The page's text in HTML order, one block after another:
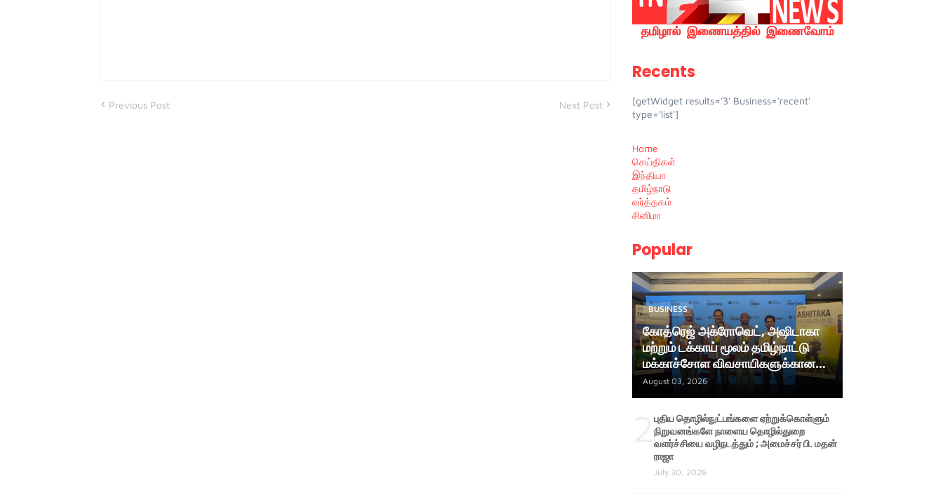
Previous Post Next Post
Recents
[getWidget results='3' Business='recent'
type='list']
Home
செய்திகள்
இந்தியா
தமிழ்நாடு
வர்த்தகம்
சினிமா
Popular
BUSINESS
கோத்ரெஜ் அக்ரோவெட், அஷிடாகா
மற்றும் டக்காய் மூலம் தமிழ்நாட்டு
மக்காச்சோள விவசாயிகளுக்கான
ஆதரவை மேலும் வலுப்படுத்துகிறது
August 03, 2026
புதிய தொழில்நுட்பங்களை ஏற்றுக்கொள்ளும்
நிறுவனங்களே நாளைய தொழில்துறை
வளர்ச்சியை வழிநடத்தும் ; அமைச்சர் பி. மதன்
ராஜா
July 30, 2026